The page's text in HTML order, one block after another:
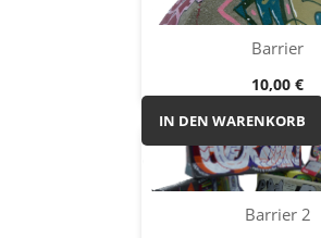
Vorschau
Barrier
Preis
10,00 €
IN DEN WARENKORB
Vorschau
Barrier 2